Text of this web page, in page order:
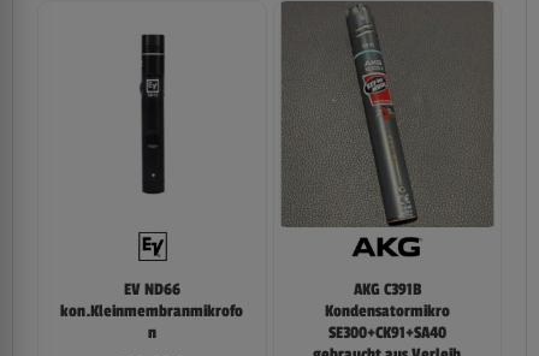
EV ND66
kon.Kleinmembranmikrofo
n
AKG C391B
Kondensatormikro
SE300+CK91+SA40